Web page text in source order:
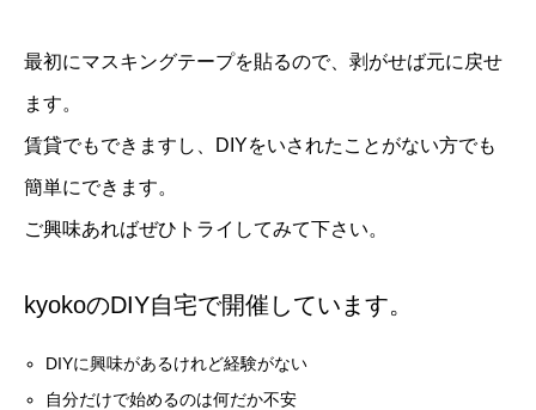
最初にマスキングテープを貼るので、剥がせば元に戻せ
ます。
賃貸でもできますし、DIYをいされたことがない方でも
簡単にできます。
ご興味あればぜひトライしてみて下さい。
kyokoのDIY自宅で開催しています。
DIYに興味があるけれど経験がない
自分だけで始めるのは何だか不安